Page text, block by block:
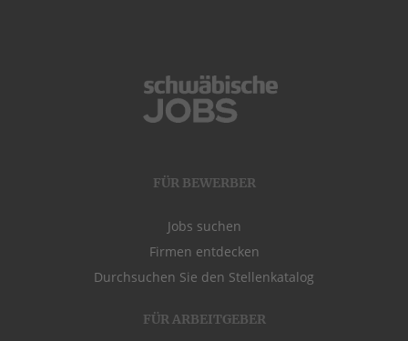
FÜR BEWERBER
Jobs suchen
Firmen entdecken
Durchsuchen Sie den Stellenkatalog
FÜR ARBEITGEBER